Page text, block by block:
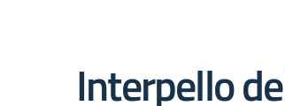
Interpello